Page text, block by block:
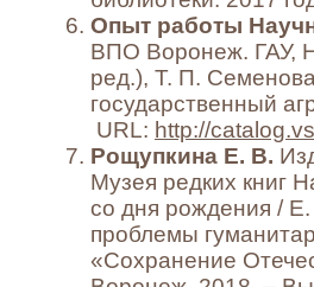
Опыт работы
ВПО Воронеж. ГАУ,
ред.), Т. П.
государственный
URL: http://
Рощупкина Е. В.
Музея редких книг
со дня рождения /
проблемы
«Сохранение